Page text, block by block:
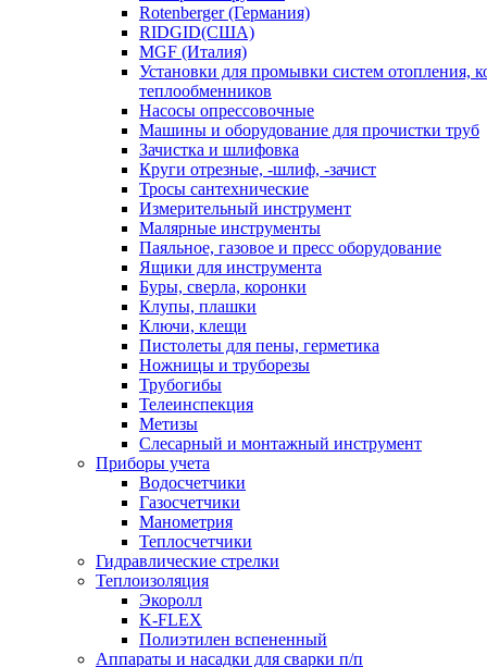
Rotenberger (Германия)
RIDGID(США)
MGF (Италия)
Установки для промывки систем отопления,
теплообменников
Насосы опрессовочные
Машины и оборудование для прочистки труб
Зачистка и шлифовка
Круги отрезные, -шлиф, -зачист
Тросы сантехнические
Измерительный инструмент
Малярные инструменты
Паяльное, газовое и пресс оборудование
Ящики для инструмента
Буры, сверла, коронки
Клупы, плашки
Ключи, клещи
Пистолеты для пены, герметика
Ножницы и труборезы
Трубогибы
Телеинспекция
Метизы
Слесарный и монтажный инструмент
Приборы учета
Водосчетчики
Газосчетчики
Манометрия
Теплосчетчики
Гидравлические стрелки
Теплоизоляция
Экоролл
K-FLEX
Полиэтилен вспененный
Аппараты и насадки для сварки п/п